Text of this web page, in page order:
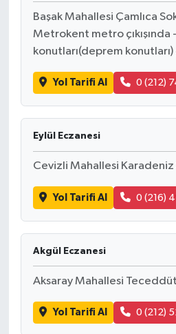
Başak Mahallesi Çamlıca
Metrokent metro çıkışında -
konutları(deprem
Yol Tarifi Al 0 (212)
Eylül Eczanesi
Cevizli Mahallesi Karadeniz
Yol Tarifi Al 0 (216)
Akgül Eczanesi
Aksaray Mahallesi
Yol Tarifi Al 0 (212)